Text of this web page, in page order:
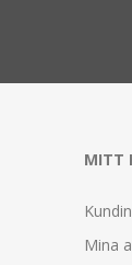
MITT
Mina